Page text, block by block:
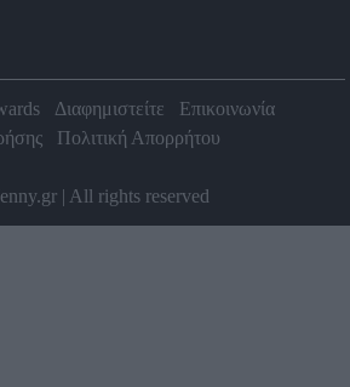
Διαφημιστείτε
Επικοινωνία
Πολιτική Απορρήτου
| All rights reserved